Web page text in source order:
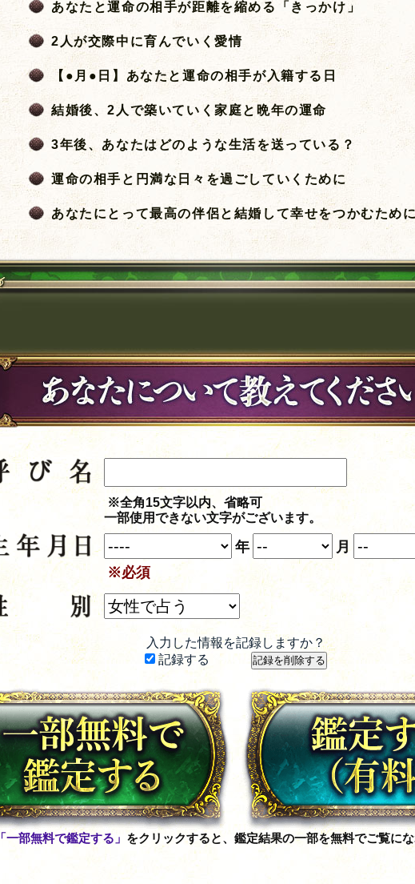
あなたと運命の相手が距離を縮める「きっかけ」
2人が交際中に育んでいく愛情
【●月●日】あなたと運命の相手が入籍する日
結婚後、2人で築いていく家庭と晩年の運命
3年後、あなたはどのような生活を送っている？
運命の相手と円満な日々を過ごしていくために
あなたにとって最高の伴侶と結婚して幸せをつかむため
※全角15文字以内、省略可
一部使用できない文字がございます。
年 月
※必須
入力した情報を記録しますか？
記録する
「一部無料で鑑定する」 をクリックすると、鑑定結果の一部を無料でご覧に